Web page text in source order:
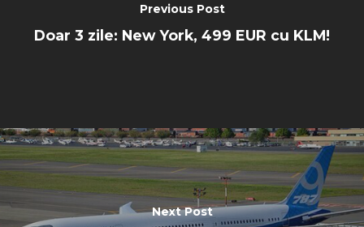
Previous Post
Doar 3 zile: New York, 499 EUR cu KLM!
Next Post